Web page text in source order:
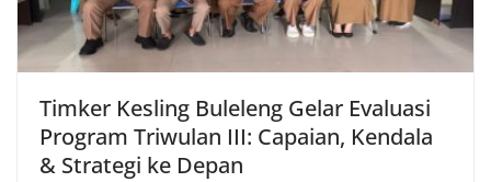
Timker Kesling Buleleng Gelar Evaluasi
Program Triwulan III: Capaian, Kendala
& Strategi ke Depan